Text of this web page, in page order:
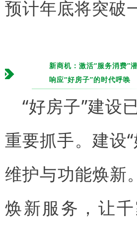
预计年底将突破
新商机：激活“服务消费”
响应“好房子”的时代呼唤
“好房子”建设
重要抓手。建设
维护与功能焕新
焕新服务，让